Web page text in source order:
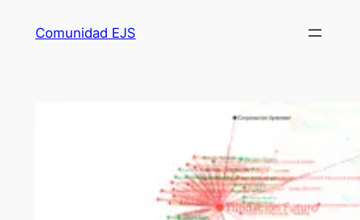
Comunidad EJS